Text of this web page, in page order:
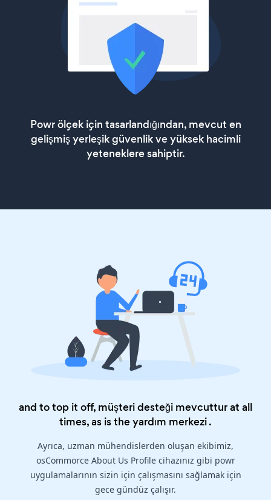
Powr ölçek için tasarlandığından, mevcut en
gelişmiş yerleşik güvenlik ve yüksek hacimli
yeteneklere sahiptir.
and to top it off, müşteri desteği mevcuttur at all
times, as is theyardım merkezi.
Ayrıca, uzman mühendislerden oluşan ekibimiz,
osCommorce About Us Profile cihazınız gibi powr
uygulamalarının sizin için çalışmasını sağlamak için
gece gündüz çalışır.